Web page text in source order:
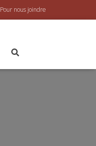
Pour nous joindre